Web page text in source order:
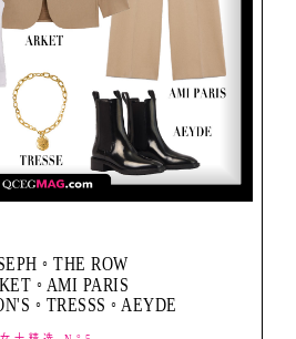
◦ THE ROW
◦ AMI PARIS
◦ TRESSS ◦ AEYDE